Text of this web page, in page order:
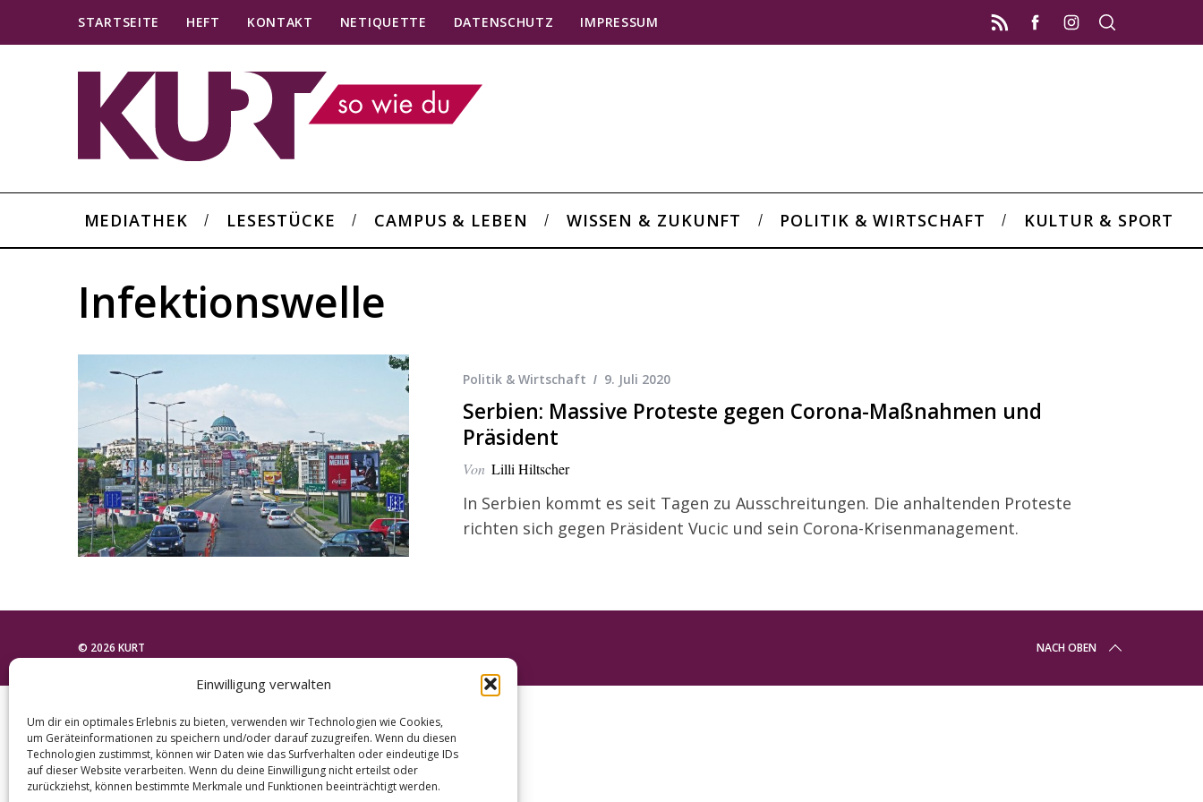
Einwilligung verwalten
Um dir ein optimales Erlebnis zu bieten, verwenden wir Technologien wie Cookies,
um Geräteinformationen zu speichern und/oder darauf zuzugreifen. Wenn du diesen
Technologien zustimmst, können wir Daten wie das Surfverhalten oder eindeutige IDs
auf dieser Website verarbeiten. Wenn du deine Einwilligung nicht erteilst oder
zurückziehst, können bestimmte Merkmale und Funktionen beeinträchtigt werden.
STARTSEITE HEFT KONTAKT NETIQUETTE DATENSCHUTZ IMPRESSUM
MEDIATHEK LESESTÜCKE CAMPUS & LEBEN WISSEN & ZUKUNFT POLITIK & WIRTSCHAFT KULTUR & SPORT
Infektionswelle
Politik & Wirtschaft 9. Juli 2020
Serbien: Massive Proteste gegen Corona-Maßnahmen und
Präsident
Von Lilli Hiltscher
In Serbien kommt es seit Tagen zu Ausschreitungen. Die anhaltenden Proteste
richten sich gegen Präsident Vucic und sein Corona-Krisenmanagement.
© 2026 KURT NACH OBEN
S
a
r
c
h
f
o
r